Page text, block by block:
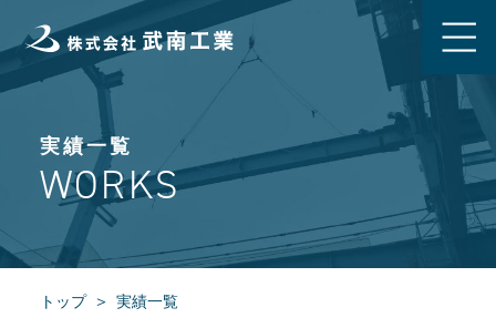
実績一覧
WORKS
トップ 実績一覧